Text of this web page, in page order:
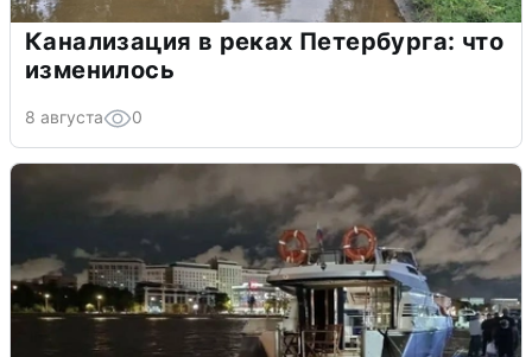
Канализация в реках Петербурга: что
изменилось
8 августа 0